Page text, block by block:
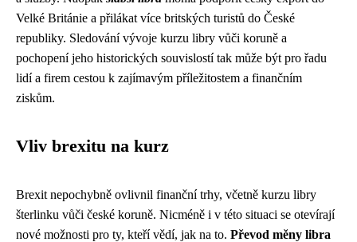
Velké Británie a přilákat více britských turistů do České
republiky. Sledování vývoje kurzu libry vůči koruně a
pochopení jeho historických souvislostí tak může být pro řadu
lidí a firem cestou k zajímavým příležitostem a finančním
ziskům.
Vliv brexitu na kurz
Brexit nepochybně ovlivnil finanční trhy, včetně kurzu libry
šterlinku vůči české koruně. Nicméně i v této situaci se otevírají
nové možnosti pro ty, kteří vědí, jak na to. Převod měny libra